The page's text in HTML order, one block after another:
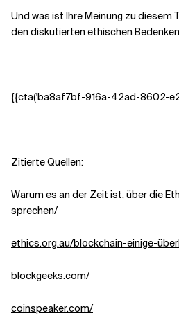
Und was ist Ihre Meinung zu diesem
den diskutierten ethischen
{{cta('ba8af7bf-916a-42ad-8602-
Zitierte Quellen:
Warum es an der Zeit ist, über die
sprechen/
ethics.org.au/blockchain-einige-
blockgeeks.com/
coinspeaker.com/